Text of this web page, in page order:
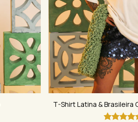
T-Shirt Latina & Brasileira